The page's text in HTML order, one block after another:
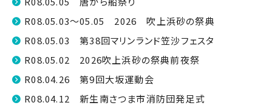
R08.05.03～05.05 2026 吹上浜砂の祭典
R08.05.03 第38回マリンランド笠沙フェスタ
R08.05.02 2026吹上浜砂の祭典前夜祭
R08.04.26 第9回大坂運動会
R08.04.12 新生南さつま市消防団発足式